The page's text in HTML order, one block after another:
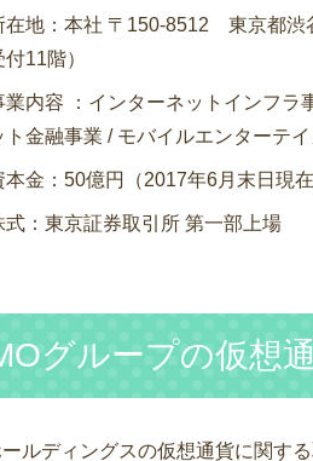
在地：本社 〒150-8512 東京都渋
付11階）
業内容 ：インターネットインフラ
ト金融事業 / モバイルエンターテ
本金：50億円（2017年6月末日現在
式：東京証券取引所 第一部上場
グループの仮想
ルディングスの仮想通貨に関す